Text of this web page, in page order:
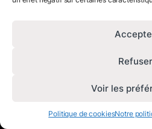
Refuser
Voir les
Politique de cookiesNotre